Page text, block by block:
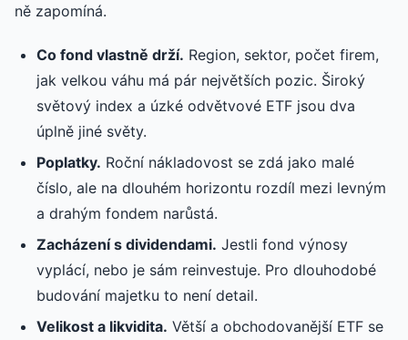
ně zapomíná.
Co fond vlastně drží. Region, sektor, počet firem,
jak velkou váhu má pár největších pozic. Široký
světový index a úzké odvětvové ETF jsou dva
úplně jiné světy.
Poplatky. Roční nákladovost se zdá jako malé
číslo, ale na dlouhém horizontu rozdíl mezi levným
a drahým fondem narůstá.
Zacházení s dividendami. Jestli fond výnosy
vyplácí, nebo je sám reinvestuje. Pro dlouhodobé
budování majetku to není detail.
Velikost a likvidita. Větší a obchodovanější ETF se